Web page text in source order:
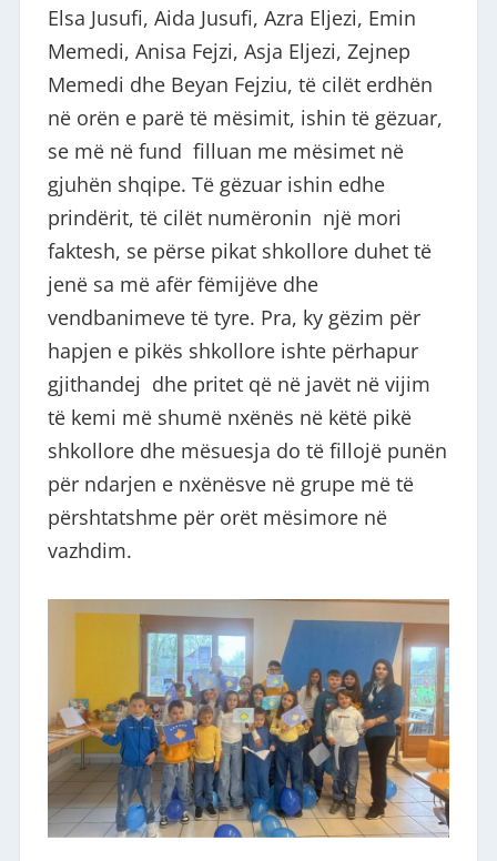
⁠Elsa Jusufi, ⁠Aida Jusufi, ⁠Azra Eljezi, Emin
Memedi, ⁠Anisa Fejzi, Asja Eljezi, Zejnep
Memedi dhe Beyan Fejziu, të cilët erdhën
në orën e parë të mësimit, ishin të gëzuar,
se më në fund filluan me mësimet në
gjuhën shqipe. Të gëzuar ishin edhe
prindërit, të cilët numëronin një mori
faktesh, se përse pikat shkollore duhet të
jenë sa më afër fëmijëve dhe
vendbanimeve të tyre. Pra, ky gëzim për
hapjen e pikës shkollore ishte përhapur
gjithandej dhe pritet që në javët në vijim
të kemi më shumë nxënës në këtë pikë
shkollore dhe mësuesja do të fillojë punën
për ndarjen e nxënësve në grupe më të
përshtatshme për orët mësimore në
vazhdim.